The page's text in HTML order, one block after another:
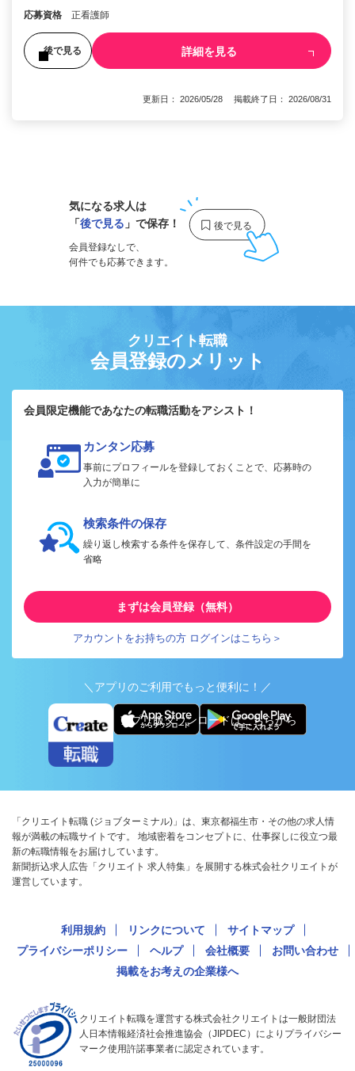
応募資格 正看護師
後で見る 詳細を見る
更新日： 2026/05/28 掲載終了日： 2026/08/31
気になる求人は
「後で見る 」で保存！
会員登録なしで、
何件でも応募できます。
クリエイト転職
会員登録のメリット
会員限定機能であなたの転職活動をアシスト！
カンタン応募
事前にプロフィールを登録しておくことで、応募時の
入力が簡単に
検索条件の保存
繰り返し検索する条件を保存して、条件設定の手間を
省略
まずは会員登録（無料）
アカウントをお持ちの方 ログインはこちら＞
＼アプリのご利用でもっと便利に！／
アプリ版ダウンロードはこちらから
「クリエイト転職 (ジョブターミナル)」は、東京都福生市・その他の求人情
報が満載の転職サイトです。 地域密着をコンセプトに、仕事探しに役立つ最
新の転職情報をお届けしています。
新聞折込求人広告「クリエイト 求人特集」を展開する株式会社クリエイトが
運営しています。
利用規約 リンクについて
サイトマップ
プライバシーポリシー
ヘルプ 会社概要
お問い合わせ
掲載をお考えの企業様へ
クリエイト転職を運営する株式会社クリエイトは一般財団法
人日本情報経済社会推進協会（JIPDEC）によりプライバシー
マーク使用許諾事業者に認定されています。